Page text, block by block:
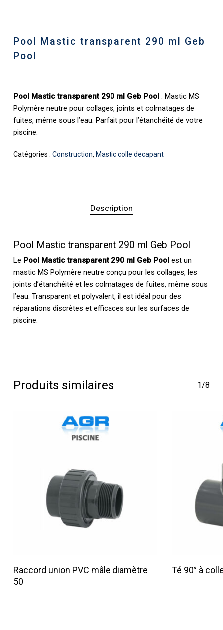
Pool Mastic transparent 290 ml Geb
Pool
Pool Mastic transparent 290 ml Geb Pool: Mastic MS
Polymère neutre pour collages, joints et colmatages de
fuites, même sous l’eau. Parfait pour l’étanchéité de votre
piscine.
Catégories : Construction, Mastic colle decapant
Description
Pool Mastic transparent 290 ml Geb Pool
Le Pool Mastic transparent 290 ml Geb Poolest un
mastic MS Polymère neutre conçu pour les collages, les
joints d’étanchéité et les colmatages de fuites, même sous
l’eau. Transparent et polyvalent, il est idéal pour des
réparations discrètes et efficaces sur les surfaces de
piscine.
Produits similaires 1/8
Lire La Suite
Raccord union PVC mâle diamètre
50
Té 90° à